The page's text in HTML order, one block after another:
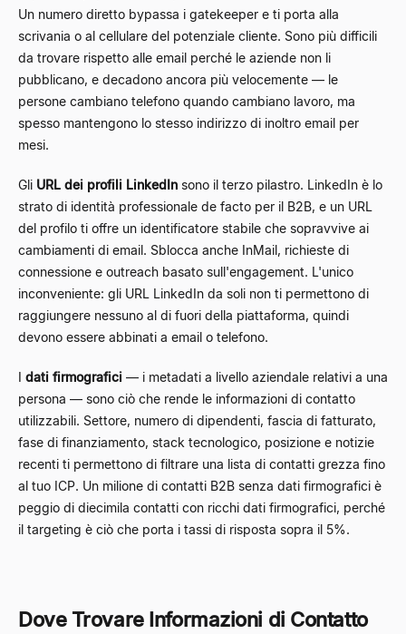
Un numero diretto bypassa i gatekeeper e ti porta alla
scrivania o al cellulare del potenziale cliente. Sono più difficili
da trovare rispetto alle email perché le aziende non li
pubblicano, e decadono ancora più velocemente — le
persone cambiano telefono quando cambiano lavoro, ma
spesso mantengono lo stesso indirizzo di inoltro email per
mesi.
Gli URL dei profili LinkedIn sono il terzo pilastro. LinkedIn è lo
strato di identità professionale de facto per il B2B, e un URL
del profilo ti offre un identificatore stabile che sopravvive ai
cambiamenti di email. Sblocca anche InMail, richieste di
connessione e outreach basato sull'engagement. L'unico
inconveniente: gli URL LinkedIn da soli non ti permettono di
raggiungere nessuno al di fuori della piattaforma, quindi
devono essere abbinati a email o telefono.
I dati firmografici — i metadati a livello aziendale relativi a una
persona — sono ciò che rende le informazioni di contatto
utilizzabili. Settore, numero di dipendenti, fascia di fatturato,
fase di finanziamento, stack tecnologico, posizione e notizie
recenti ti permettono di filtrare una lista di contatti grezza fino
al tuo ICP. Un milione di contatti B2B senza dati firmografici è
peggio di diecimila contatti con ricchi dati firmografici, perché
il targeting è ciò che porta i tassi di risposta sopra il 5%.
Dove Trovare Informazioni di Contatto